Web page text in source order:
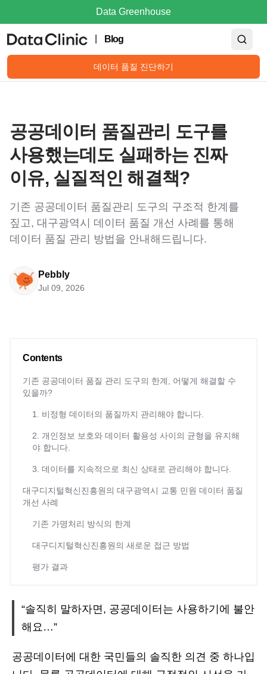
Data Greenhouse
Blog
데이터 품질 진단하기
공공데이터 품질관리 도구를
사용했는데도 실패하는 진짜
이유, 실질적인 해결책?
기존 공공데이터 품질관리 도구의 구조적 한계를
짚고, 대구광역시 데이터 품질 개선 사례를 통해
데이터 품질 관리 방법을 안내해드립니다.
Pebbly
Jul 09, 2026
Contents
기존 공공데이터 품질 관리 도구의 한계, 어떻게 해결할 수
있을까?
1. 비정형 데이터의 품질까지 관리해야 합니다.
2. 개인정보 보호와 데이터 활용성 사이의 균형을 유지해
야 합니다.
3. 데이터를 지속적으로 최신 상태로 관리해야 합니다.
대구디지털혁신진흥원의 대구광역시 교통 민원 데이터 품질
개선 사례
기존 가명처리 방식의 한계
대구디지털혁신진흥원의 새로운 접근 방법
평가 결과
“솔직히 말하자면, 공공데이터는 사용하기에 불안
해요…”
공공데이터에 대한 국민들의 솔직한 의견 중 하나입